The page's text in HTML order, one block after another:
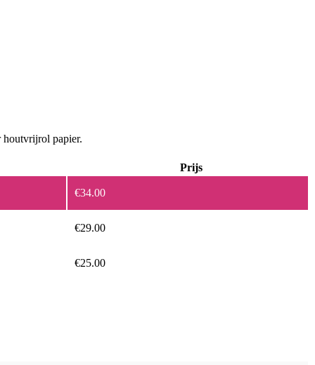
houtvrijrol papier.
Prijs
€34.00
€29.00
€25.00